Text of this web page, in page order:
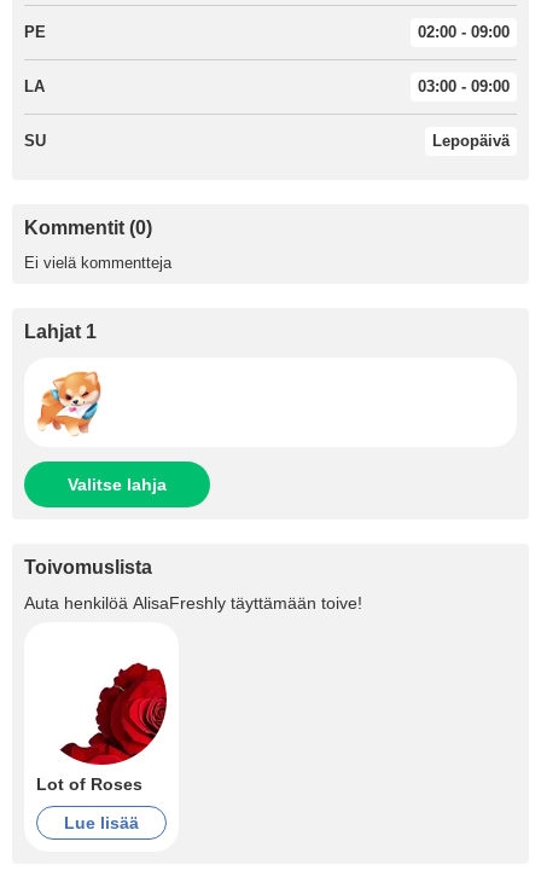
PE 02:00 - 09:00
LA 03:00 - 09:00
SU Lepopäivä
Kommentit (0)
Ei vielä kommentteja
Lahjat 1
Valitse lahja
Toivomuslista
Auta henkilöä AlisaFreshly täyttämään toive!
Lot of Roses
Lue lisää